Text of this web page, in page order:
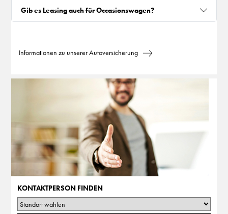
Gib es Leasing auch für Occasionswagen?
Informationen zu unserer Autoversicherung
KONTAKTPERSON FINDEN